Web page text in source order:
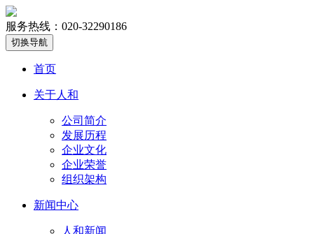
服务热线：020-32290186
切换导航
首页
关于人和
公司简介
发展历程
企业文化
企业荣誉
组织架构
新闻中心
人和新闻